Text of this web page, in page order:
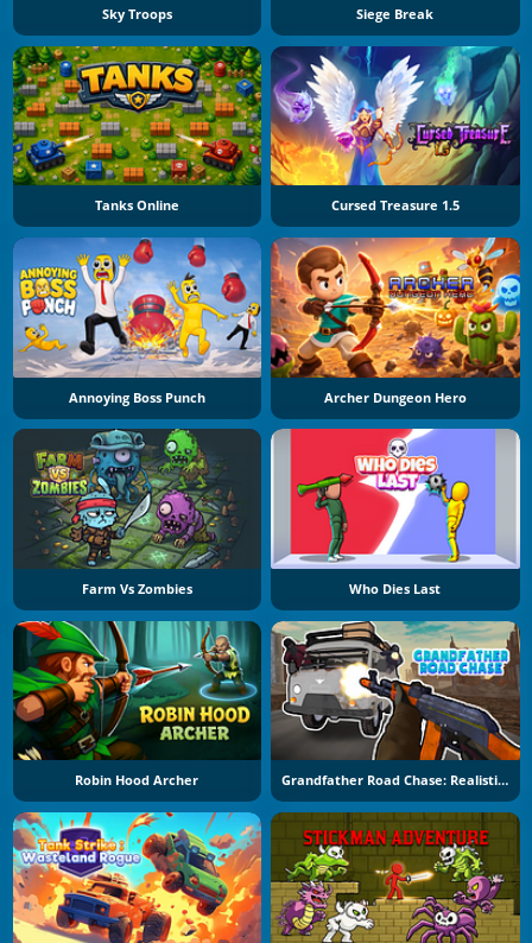
Sky Troops Siege Break
Tanks Online Cursed Treasure 1.5
Annoying Boss Punch Archer Dungeon Hero
Farm Vs Zombies Who Dies Last
Robin Hood Archer Grandfather Road Chase: Realistic Shooter